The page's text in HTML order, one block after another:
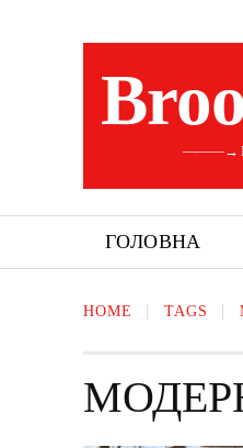
———→
ГОЛОВНА
HOME TAGS